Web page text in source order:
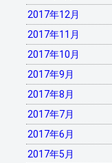
2017年12月
2017年11月
2017年10月
2017年9月
2017年8月
2017年7月
2017年6月
2017年5月